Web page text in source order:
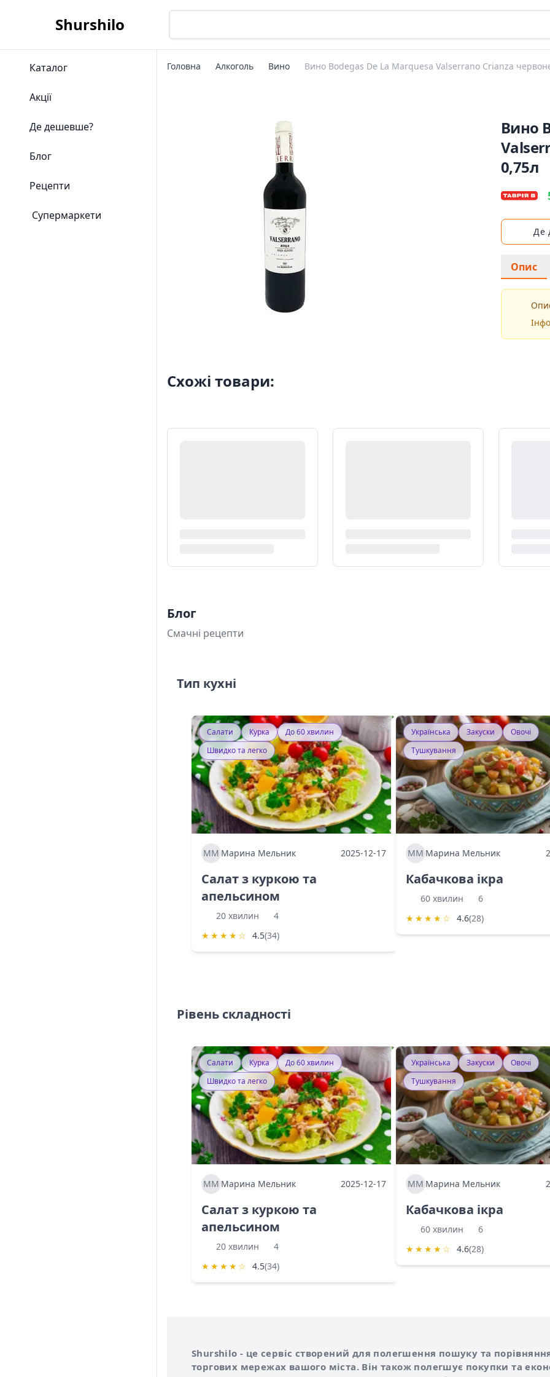
Shurshilo
Каталог
Акції
Де дешевше?
Блог
Рецепти
Супермаркети
Головна Алкоголь Вино Вино Bodegas De La Marquesa Valserrano Crianza
Вино
0,75л
Де
Опис
Схожі товари:
Блог
Смачні рецепти
Тип кухні
Салати Курка
До 60 хвилин
Швидко та легко
ММ Марина Мельник 2025-12-17
Салат з куркою та
апельсином
20 хвилин
4
★ ★ ★ ★ ☆ 4.5(34)
Українська Закуски
Овочі
Тушкування
ММ Марина Мельник
Кабачкова ікра
60 хвилин
6
★ ★ ★ ★ ☆ 4.6(28)
Рівень складності
Салати Курка
До 60 хвилин
Швидко та легко
ММ Марина Мельник 2025-12-17
Салат з куркою та
апельсином
20 хвилин
4
★ ★ ★ ★ ☆ 4.5(34)
Українська Закуски
Овочі
Тушкування
ММ Марина Мельник
Кабачкова ікра
60 хвилин
6
★ ★ ★ ★ ☆ 4.6(28)
Про сервіс Shurshilo
Shurshilo - це сервіс створений для полегшення пошуку та
торгових мережах вашого міста. Він також полегшує покупки та